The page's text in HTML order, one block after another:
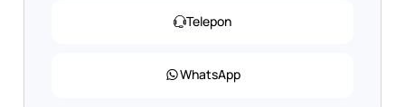
Telepon
WhatsApp